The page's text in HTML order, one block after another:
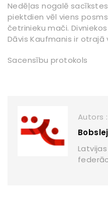
Nedēļas nogalē
piektdien vēl viens
četrinieku mači.
Dāvis Kaufmanis ir
Sacensību protokols
Autors :